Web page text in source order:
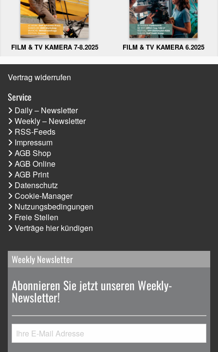
FILM & TV KAMERA 7-8.2025 FILM & TV KAMERA 6.2025
Vertrag widerrufen
Service
Daily – Newsletter
Weekly – Newsletter
RSS-Feeds
Impressum
AGB Shop
AGB Online
AGB Print
Datenschutz
Cookie-Manager
Nutzungsbedingungen
Freie Stellen
Verträge hier kündigen
Weekly Newsletter
Abonnieren Sie jetzt unseren Weekly-
Newsletter!